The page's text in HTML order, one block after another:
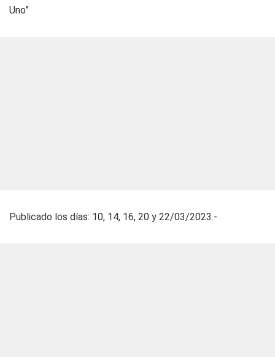
Uno”
Publicado los días: 10, 14, 16, 20 y 22/03/2023.-